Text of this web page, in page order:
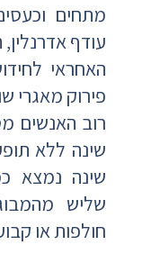
מתחים
עודף
האחראי
פירוק מאגרי
רוב האנשים
שינה ללא
שינה נמצא
שליש
חולפות או